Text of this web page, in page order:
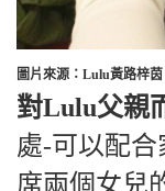
圖片來源：Lulu黃路梓茵
對Lulu父親
處-可以配
席兩個女兒